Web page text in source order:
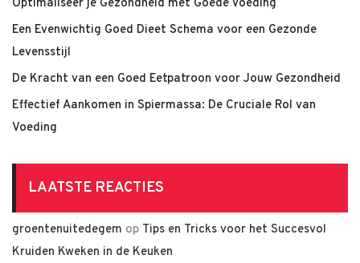
Optimaliseer je Gezondheid met Goede Voeding
Een Evenwichtig Goed Dieet Schema voor een Gezonde
Levensstijl
De Kracht van een Goed Eetpatroon voor Jouw Gezondheid
Effectief Aankomen in Spiermassa: De Cruciale Rol van
Voeding
LAATSTE REACTIES
groentenuitedegem op Tips en Tricks voor het Succesvol
Kruiden Kweken in de Keuken